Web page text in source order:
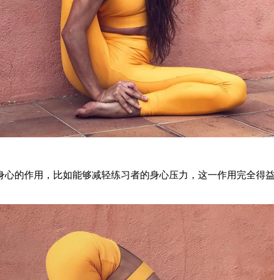
的作用，比如能够减轻练习者的身心压力，这一作用完全得